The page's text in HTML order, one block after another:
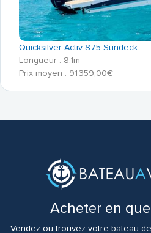
Quicksilver Activ 875 Sundeck
Longueur : 8.1m
Prix moyen : 91 359,00€
Acheter en
Vendez ou trouvez votre bateau